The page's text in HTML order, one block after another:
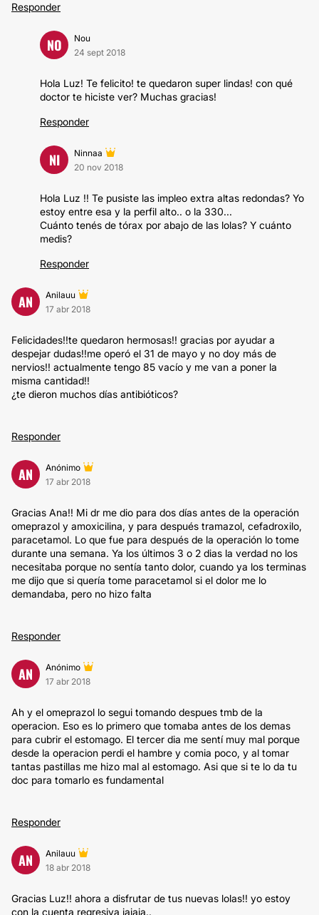
Responder
NO
Nou
24 sept 2018
Hola Luz! Te felicito! te quedaron super lindas! con qué
doctor te hiciste ver? Muchas gracias!
Responder
NI
Ninnaa
20 nov 2018
Hola Luz !! Te pusiste las impleo extra altas redondas? Yo
estoy entre esa y la perfil alto.. o la 330...
Cuánto tenés de tórax por abajo de las lolas? Y cuánto
medis?
Responder
AN
Anilauu
17 abr 2018
Felicidades!!te quedaron hermosas!! gracias por ayudar a
despejar dudas!!me operó el 31 de mayo y no doy más de
nervios!! actualmente tengo 85 vacío y me van a poner la
misma cantidad!!
¿te dieron muchos días antibióticos?
Responder
AN
Anónimo
17 abr 2018
Gracias Ana!! Mi dr me dio para dos días antes de la operación
omeprazol y amoxicilina, y para después tramazol, cefadroxilo,
paracetamol. Lo que fue para después de la operación lo tome
durante una semana. Ya los últimos 3 o 2 dias la verdad no los
necesitaba porque no sentía tanto dolor, cuando ya los terminas
me dijo que si quería tome paracetamol si el dolor me lo
demandaba, pero no hizo falta
Responder
AN
Anónimo
17 abr 2018
Ah y el omeprazol lo segui tomando despues tmb de la
operacion. Eso es lo primero que tomaba antes de los demas
para cubrir el estomago. El tercer dia me sentí muy mal porque
desde la operacion perdi el hambre y comia poco, y al tomar
tantas pastillas me hizo mal al estomago. Asi que si te lo da tu
doc para tomarlo es fundamental
Responder
AN
Anilauu
18 abr 2018
Gracias Luz!! ahora a disfrutar de tus nuevas lolas!! yo estoy
con la cuenta regresiva jajaja..